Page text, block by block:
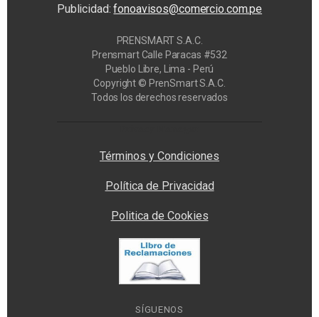
Publicidad:fonoavisos@comercio.com.pe
PRENSMART S.A.C.
Prensmart Calle Paracas #532
Pueblo Libre, Lima - Perú
Copyright © PrenSmart S.A.C.
Todos los derechos reservados
Términos y Condiciones
Política de Privacidad
Politica de Cookies
SÍGUENOS